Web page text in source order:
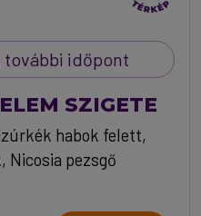
további időpont
SZIGETE
habok felett,
Nicosia pezsgő